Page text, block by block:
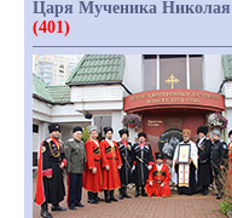
Царя Мученика
(401)